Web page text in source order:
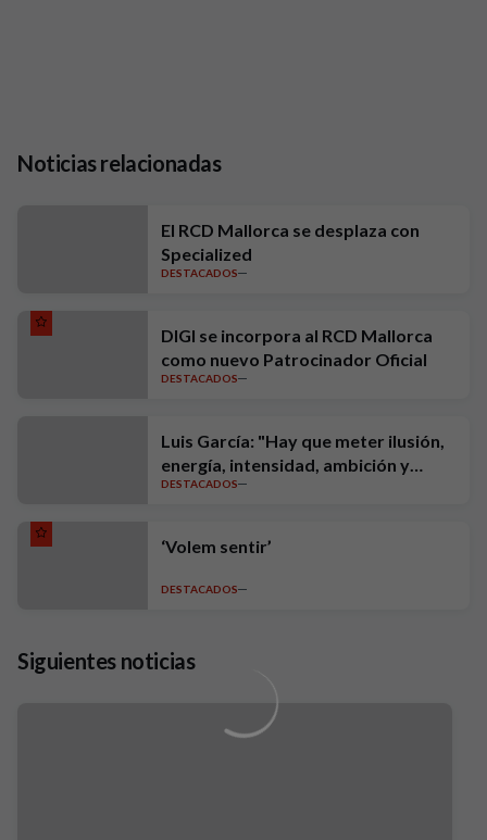
Noticias relacionadas
El RCD Mallorca se desplaza con
Specialized
DESTACADOS
DIGI se incorpora al RCD Mallorca
como nuevo Patrocinador Oficial
DESTACADOS
Luis García: "Hay que meter ilusión,
energía, intensidad, ambición y
exigencia"
DESTACADOS
‘Volem sentir’
DESTACADOS
Siguientes noticias